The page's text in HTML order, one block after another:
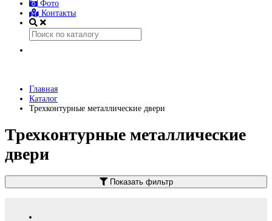
Фото
Контакты
Главная
Каталог
Трехконтурные металлические двери
Трехконтурные металлические
двери
Показать фильтр